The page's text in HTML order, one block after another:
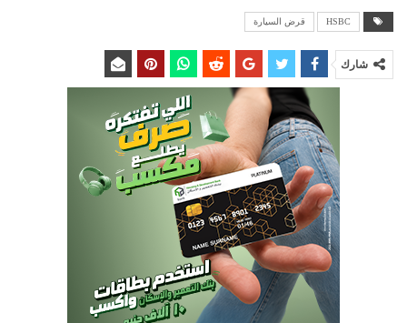
HSBC قرض السيارة
شارك